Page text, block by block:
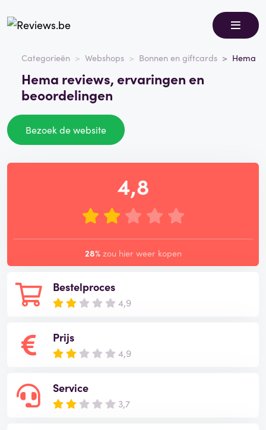
Categorieën Webshops Bonnen en giftcards Hema
Hema reviews, ervaringen en
beoordelingen
Bezoek de website
Bestelproces
4,9
Prijs
4,9
Service
3,7
4,8
28% zou hier weer kopen